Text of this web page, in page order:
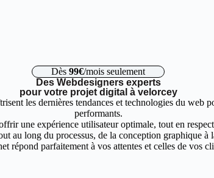
Dès 99€/mois seulement
Des Webdesigners experts
pour votre projet digital à velorcey
les dernières tendances et technologies du web
performants.
une expérience utilisateur optimale, tout en
au long du processus, de la conception graphique
répond parfaitement à vos attentes et celles de vos